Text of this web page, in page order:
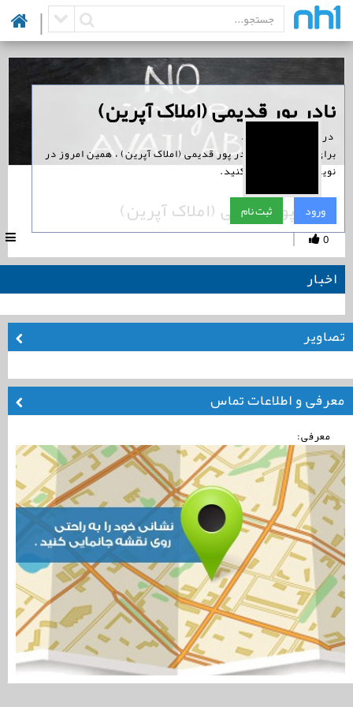
|
‏نادر پور قدیمی (املاک آپرین)
‏ در نوین همراه است.
برای پیگیری اخبار نادر پور قدیمی (املاک آپرین) ، همین امروز در
نوین همراه ثبت نام کنید.
ورود ثبت نام
نادر پور قدیمی (املاک آپرین)
0
|
اخبار
تصاویر
معرفی و اطلاعات تماس
معرفی: